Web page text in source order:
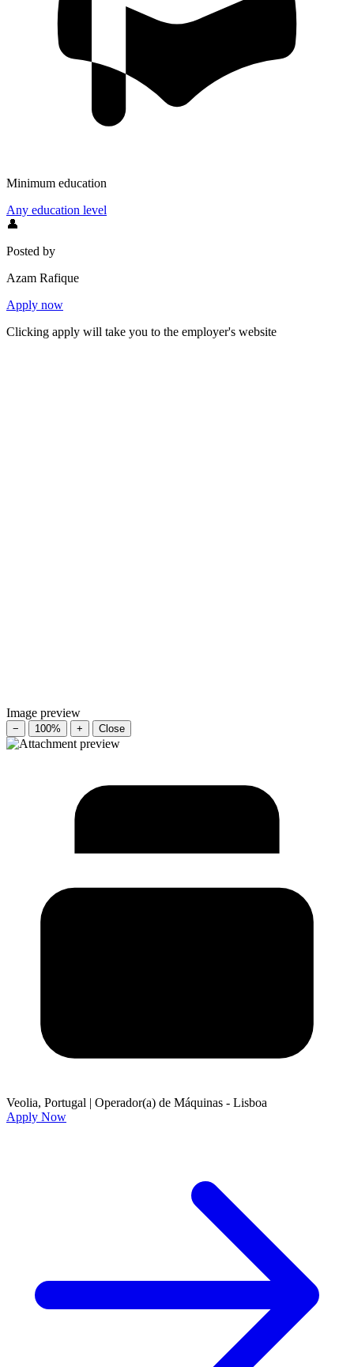
Minimum education
Any education level
👤
Posted by
Azam Rafique
Apply now
Clicking apply will take you to the employer's website
Image preview
− 100% + Close
Veolia, Portugal | Operador(a) de Máquinas - Lisboa
Apply Now